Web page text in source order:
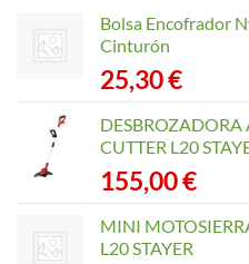
Bolsa Encofrador
Cinturón
25,30€
DESBROZADORA
CUTTER L20
155,00€
MINI
L20 STAYER